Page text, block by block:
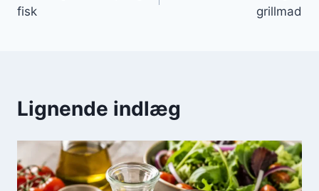
fisk
grillmad
Lignende indlæg